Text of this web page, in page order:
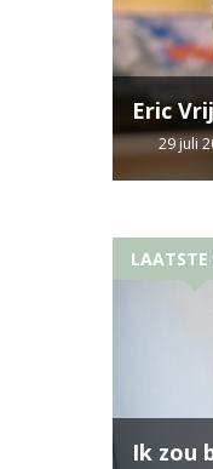
Eric
29 juli
LAATSTE
Ik zou